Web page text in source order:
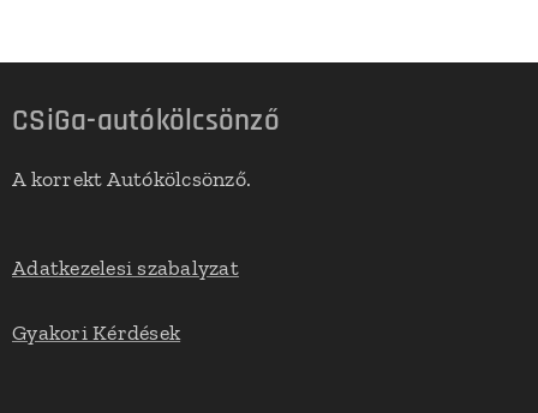
CSiGa-autókölcsönző
A korrekt Autókölcsönző.
Adatkezelesi szabalyzat
Gyakori Kérdések